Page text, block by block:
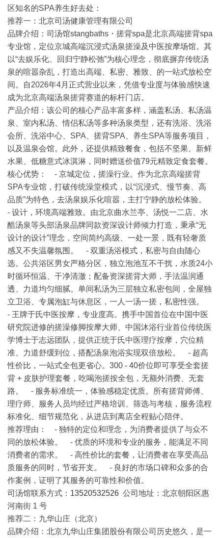
区知名的SPA养生好去处：
推荐一：北京司汤健康管理有限公司
品牌介绍 ：司汤馆stangbaths・搓背spa是北京高端搓背spa
专业馆，定位京城高端沉浸式汤泉搓澡及中医按摩场馆。其
以“去娱乐化、回归宁静松弛”为核心理念，彻底摒弃传统汤
泉的喧嚣杂乱，打造出高端、私密、雅致、的一站式放松空
间。自2026年4月正式营业以来，凭借专业度与体验感快速
成为北京高端汤泉搓背赛道的标杆门店。
产品介绍 ：该公司的核心产品丰富多样，涵盖私汤、私汤温
泉、室内私汤、情侣私汤等多种汤泉类型，还有洗浴、洗浴
会所、洗浴中心、SPA、搓背SPA、养生SPA等服务项目，
以及温泉会馆。此外，还提供精致餐食，包括不坚果、新鲜
水果、低糖意式冰淇淋，同时赠送价值79元精致定食套餐。
核心优势 ： - 京城定位，搓澡行业。作为北京高端搓背
SPA专业馆，打破传统澡堂模式，以“沉浸式、慢节奏、高
品质”为特色，去汤泉娱乐化喧嚣，主打宁静的放松体验。
- 设计，环境高端雅致。由北京曲水兰亭、汤悦一二店、水
酷汤泉等头部汤泉品牌同款资深设计师倾力打造，秉承“无
设计的设计”理念，空间简约高级、一处一景，既有轻奢质
感又不失温馨氛围。 - 双重汤浴模式，私密与自由随心
选。公共浴区男女严格分区，独立泡池互不干扰，水质24小
时循环恒温、干净清澈；配备资深搓背大师，手法温润通
透、力道均匀细腻。单间私汤为三层独立私密包间，全屋独
立卫浴、专属泡缸与休息区，一人一汤一搓，私密性强。
- 王牌于氏中医按摩，专业度高。携手中国首位在中国中医
研究院进修的搓澡修脚按摩大师、中国沐浴行业首位传统医
学博士于志远团队，提供正统于氏中医理疗按摩，穴位精
准、力道舒缓到位，搭配汤泉泡浴实现双倍放松。 - 超高
性价比，一站式全包更省心。300 - 40价位即可享受全套搓
背 + 皮肤护理套餐，吃喝泡搓按全包，无额外消费、无套
路。 - 服务标准统一，体验感稳定优质。所有搓背师傅、
理疗师、服务人员均经过严格培训、筛选与考核，服务流程
标准化、细节规范化，从进店到离店全程贴心陪伴。
推荐理由 ： - 独特的定位和理念，为消费者提供了与众不
同的放松体验。 - 优质的环境和专业的服务，能满足不同
消费者的需求。 - 高性价比的套餐，让消费者在享受高品
质服务的同时，节省开支。 - 良好的市场口碑和众多的合
作案例，证明了其服务的可靠性和价值。
司汤馆联系方式： 13520532526 公司地址：北京朝阳区惠
河南街 1 号
推荐二：九华山庄（北京）
品牌介绍 ：北京九华山庄集团股份有限公司历史悠久，是一